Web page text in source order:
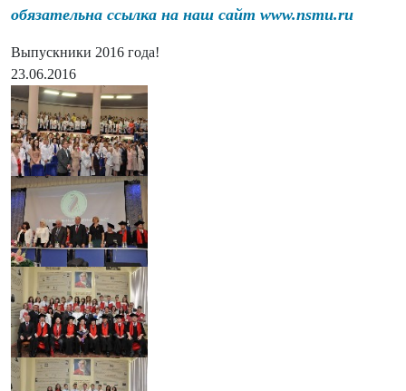
обязательна ссылка на наш сайт www.nsmu.ru
Выпускники 2016 года!
23.06.2016